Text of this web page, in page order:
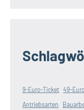
9-Euro-Ticket 49-
Antriebsarten